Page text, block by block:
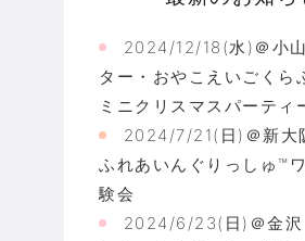
2024/12/18(水)＠小
ター・おやこえいごくら
ミニクリスマスパーティ
2024/7/21(日)＠新
ふれあいんぐりっしゅ™
験会
2024/6/23(日)＠金